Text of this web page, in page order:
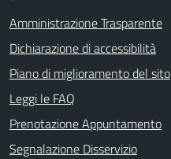
Amministrazione Trasparente
Dichiarazione di accessibilità
Piano di miglioramento del sito
Leggi le FAQ
Prenotazione Appuntamento
Segnalazione Disservizio